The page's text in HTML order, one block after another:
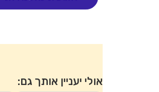
אולי יעניין אותך גם: